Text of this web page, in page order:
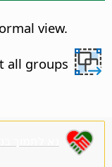
view.
all groups